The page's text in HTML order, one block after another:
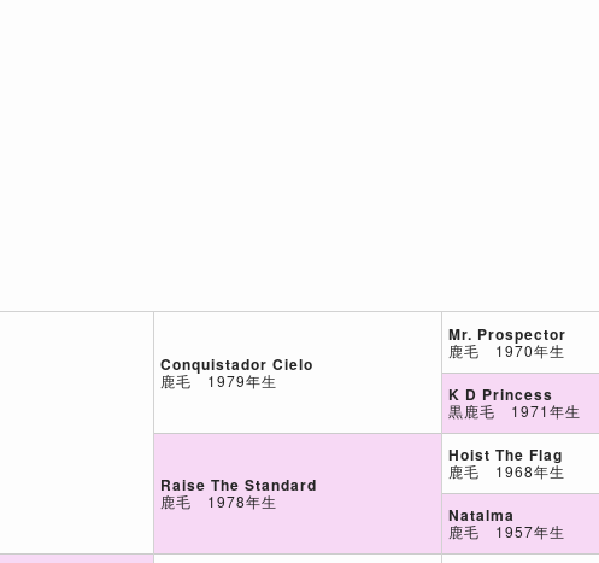
Conquistador Cielo
鹿毛 1979年生
Raise The Standard
鹿毛 1978年生
Mr. Prospector
鹿毛 1970年生
K D Princess
黒鹿毛 1971年生
Hoist The Flag
鹿毛 1968年生
Natalma
鹿毛 1957年生